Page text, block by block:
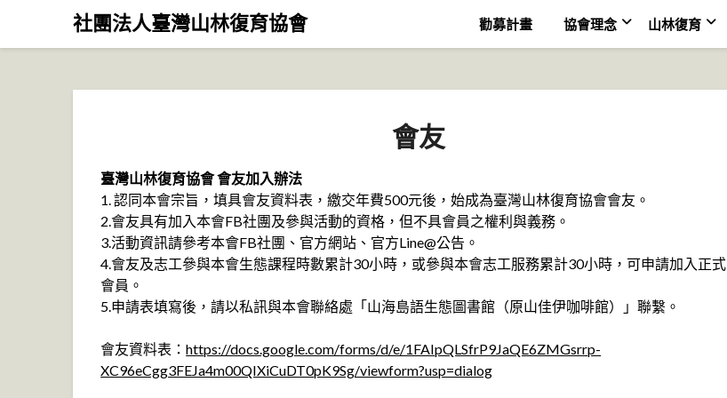
社團法人臺灣山林復育協會 勸募計畫 協會理念 山林復育
會友
臺灣山林復育協會 會友加入辦法
1. 認同本會宗旨，填具會友資料表，繳交年費500元後，始成為臺灣山林復育協會會友。
2.會友具有加入本會FB社團及參與活動的資格，但不具會員之權利與義務。
3.活動資訊請參考本會FB社團、官方網站、官方Line@公告。
4.會友及志工參與本會生態課程時數累計30小時，或參與本會志工服務累計30小時，可申請加入正式
會員。
5.申請表填寫後，請以私訊與本會聯絡處「山海島語生態圖書館（原山佳伊咖啡館）」聯繫。
會友資料表：https://docs.google.com/forms/d/e/1FAIpQLSfrP9JaQE6ZMGsrrp-
XC96eCgg3FEJa4m00QIXiCuDT0pK9Sg/viewform?usp=dialog